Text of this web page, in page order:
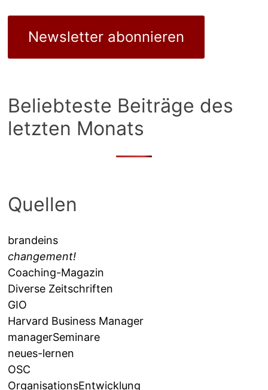
Newsletter abonnieren
Beliebteste Beiträge des
letzten Monats
Quellen
brandeins
changement!
Coaching-Magazin
Diverse Zeitschriften
GIO
Harvard Business Manager
managerSeminare
neues-lernen
OSC
OrganisationsEntwicklung